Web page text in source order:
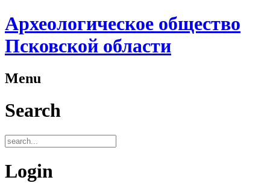
Археологическое общество
Псковской области
Menu
Search
Login